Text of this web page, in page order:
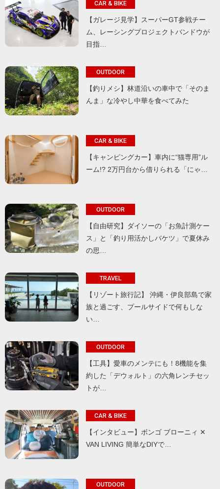
CAR & BIKE
【ガレージ見学】スーパーGT参戦チー
ム、レーシングプロジェクトバンドウが
目指…
OUTDOOR
【釣りメシ】林道沿いの車中で「そのま
んま」な冷やし中華を食べてみた
CAR & BIKE
【キャンピングカー】車内に“猫専用”ル
ーム!? 2万円台から借りられる「にゃ…
OUTDOOR
【自由研究】ダイソーの「お魚計測ケー
ス」と「釣り用活かしバケツ」で夏休み
の思…
TRAVEL
【リゾート旅行記】 沖縄・伊良部島で家
族と過ごす、プールサイドで何もしな
い…
OUTDOOR
【工具】愛車のメンテにも！8機能を集
約した「デウォルト」の六角レンチセッ
トが…
CAR & BIKE
【インタビュー】ボンゴ ブローニィ ✕
VAN LIVING 簡単なDIYで…
OUTDOOR